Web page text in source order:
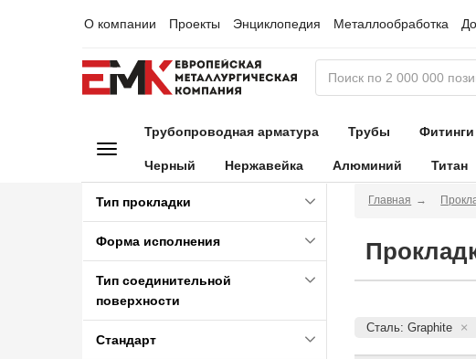
О компании Проекты Энциклопедия Металлообработка
Трубопроводная арматура Трубы Фитинги
Черный Нержавейка Алюминий Титан
Тип прокладки
Форма исполнения
Тип соединительной
поверхности
Стандарт
Главная
Сталь: Graphite